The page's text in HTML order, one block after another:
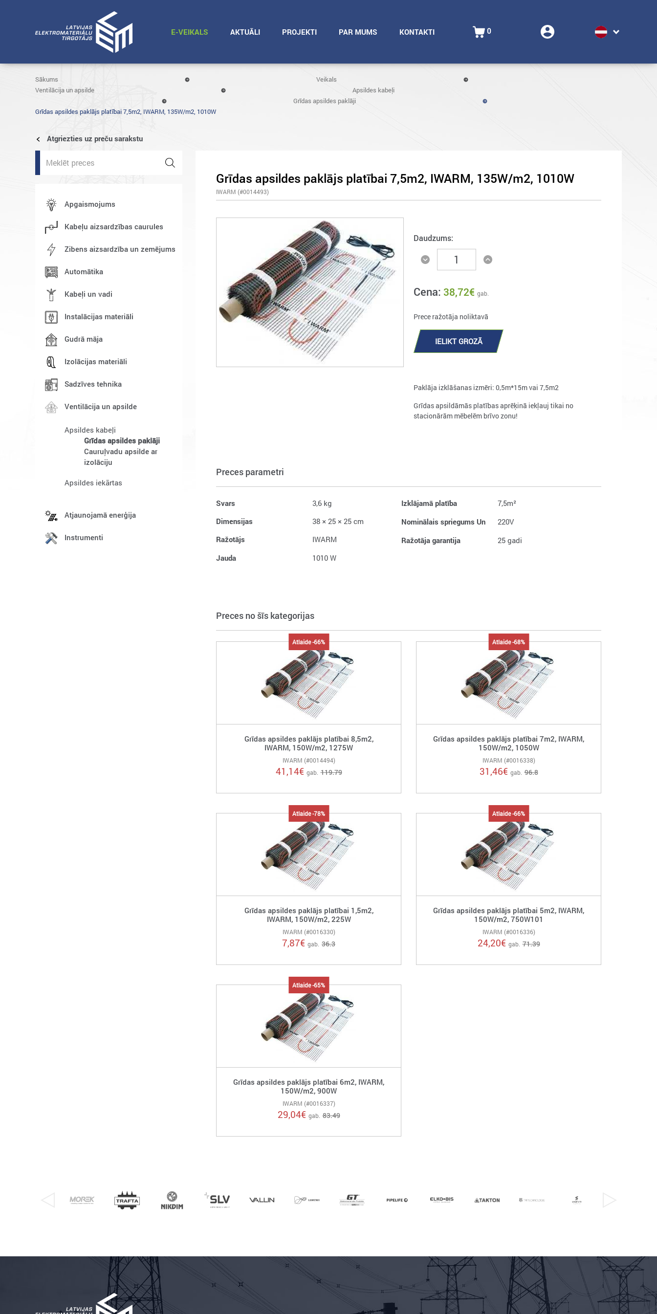
E-VEIKALS AKTUĀLI PROJEKTI PAR MUMS KONTAKTI 0
Sākums
Veikals
Ventilācija un apsilde
Apsildes kabeļi
Grīdas apsildes paklāji
Grīdas apsildes paklājs platībai 7,5m2, IWARM, 135W/m2, 1010W
Atgriezties uz preču sarakstu
Products
search
Apgaismojums
Kabeļu aizsardzības caurules
Zibens aizsardzība un zemējums
Automātika
Kabeļi un vadi
Instalācijas materiāli
Gudrā māja
Izolācijas materiāli
Sadzīves tehnika
Ventilācija un apsilde
Apsildes kabeļi
Grīdas apsildes paklāji
Cauruļvadu apsilde ar
izolāciju
Apsildes iekārtas
Atjaunojamā enerģija
Instrumenti
Grīdas apsildes paklājs platībai 7,5m2, IWARM, 135W/m2, 1010W
IWARM (#0014493)
Daudzums:
Cena: 38,72€ gab.
Prece ražotāja noliktavā
IELIKT GROZĀ
Paklāja izklāšanas izmēri: 0,5m*15m vai 7,5m2
Grīdas apsildāmās platības aprēķinā iekļauj tikai no
stacionārām mēbelēm brīvo zonu!
Preces parametri
Svars
3,6 kg
Dimensijas
38 × 25 × 25 cm
Ražotājs
IWARM
Jauda
1010 W
Izklājamā platība
7,5m²
Nominālais spriegums Un
220V
Ražotāja garantija
25 gadi
Preces no šīs kategorijas
Atlaide -66%
Grīdas apsildes paklājs platībai 8,5m2,
IWARM, 150W/m2, 1275W
IWARM (#0014494)
41,14€ gab. 119.79
Atlaide -68%
Grīdas apsildes paklājs platībai 7m2, IWARM,
150W/m2, 1050W
IWARM (#0016338)
31,46€ gab. 96.8
Atlaide -78%
Grīdas apsildes paklājs platībai 1,5m2,
IWARM, 150W/m2, 225W
IWARM (#0016330)
7,87€ gab. 36.3
Atlaide -66%
Grīdas apsildes paklājs platībai 5m2, IWARM,
150W/m2, 750W101
IWARM (#0016336)
24,20€ gab. 71.39
Atlaide -65%
Grīdas apsildes paklājs platībai 6m2, IWARM,
150W/m2, 900W
IWARM (#0016337)
29,04€ gab. 83.49